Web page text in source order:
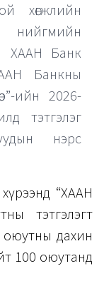
хөгжлийн
ХААН Банк
Банкны
ийн 2026-
тэтгэлэг
нэрс
“ХААН
тэтгэлэгт
оюутны дахин
100 оюутанд